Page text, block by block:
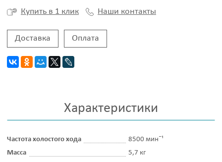
Купить в 1 клик Наши контакты
Доставка Оплата
Характеристики
Частота холостого хода
8500 минˉ¹
Масса
5,7 кг